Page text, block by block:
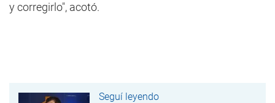
y corregirlo", acotó.
Seguí leyendo